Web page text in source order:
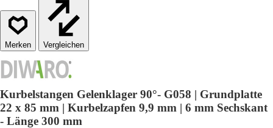
Vergleichen
Kurbelstangen Gelenklager 90°- G058 | Grundplatte
22 x 85 mm | Kurbelzapfen 9,9 mm | 6 mm Sechskant
- Länge 300 mm